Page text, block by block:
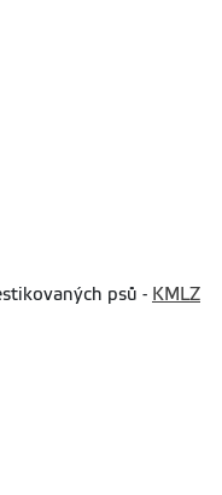
psů - KMLZ